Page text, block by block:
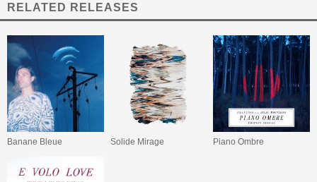
RELATED RELEASES
Banane Bleue Solide Mirage Piano Ombre